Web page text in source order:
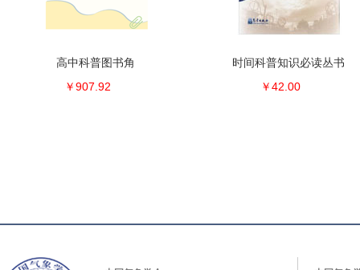
高中科普图书角
￥907.92
时间科普知识必读丛书
￥42.00